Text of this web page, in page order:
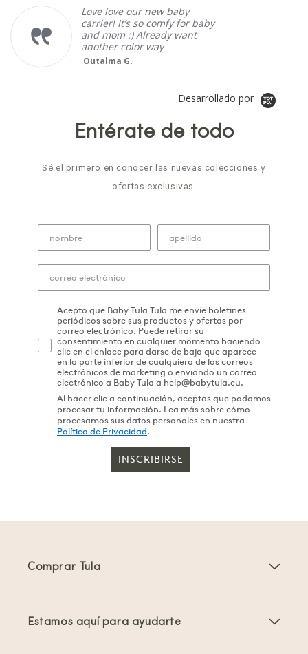
Love love our new baby
carrier! It’s so comfy for baby
and mom :) Already want
another color way
Outalma G.
Desarrollado por
Entérate de todo
Sé el primero en conocer las nuevas colecciones y
ofertas exclusivas.
Acepto que Baby Tula Tula me envíe boletines
periódicos sobre sus productos y ofertas por
correo electrónico. Puede retirar su
consentimiento en cualquier momento haciendo
clic en el enlace para darse de baja que aparece
en la parte inferior de cualquiera de los correos
electrónicos de marketing o enviando un correo
electrónico a Baby Tula a help@babytula.eu.
Al hacer clic a continuación, aceptas que podamos
procesar tu información. Lea más sobre cómo
procesamos sus datos personales en nuestra
Política de Privacidad.
INSCRIBIRSE
Comprar Tula
Estamos aquí para ayudarte